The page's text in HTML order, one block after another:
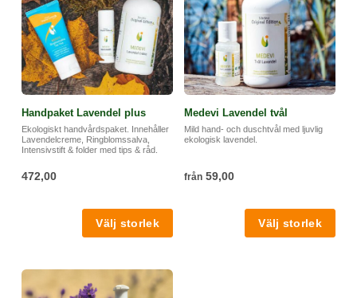
Handpaket Lavendel plus
Ekologiskt handvårdspaket. Innehåller
Lavendelcreme, Ringblomssalva,
Intensivstift & folder med tips & råd.
472,00
Medevi Lavendel tvål
Mild hand- och duschtvål med ljuvlig
ekologisk lavendel.
från 59,00